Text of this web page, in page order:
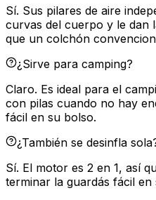
Sí. Sus pilares de aire
curvas del cuerpo y le dan
que un colchón
¿Sirve para camping?
Claro. Es ideal para el
con pilas cuando no hay
fácil en su bolso.
¿También se desinfla
Sí. El motor es 2 en 1, así
terminar la guardás fácil